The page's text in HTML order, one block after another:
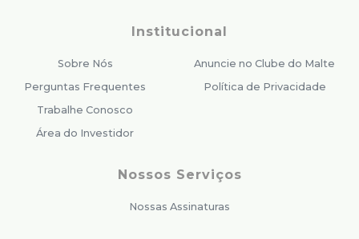
Institucional
Sobre Nós
Perguntas Frequentes
Trabalhe Conosco
Área do Investidor
Anuncie no Clube do Malte
Política de Privacidade
Nossos Serviços
Nossas Assinaturas